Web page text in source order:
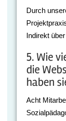
Durch
Indirekt
5. Wie
die
haben
Acht